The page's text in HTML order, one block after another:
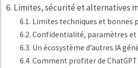
Limites, sécurité et alternatives
Limites techniques et bonnes
Confidentialité, paramètres et
Un écosystème d’autres IA
Comment profiter de